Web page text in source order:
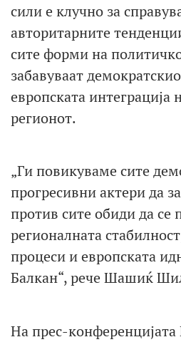
сили е клучно за
авторитарните
сите форми на
забавуваат
европската интеграција
регионот.
„Ги повикуваме сите
прогресивни актери да
против сите обиди да се
регионалната
процеси и европската
Балкан“, рече Шашиќ
На прес-